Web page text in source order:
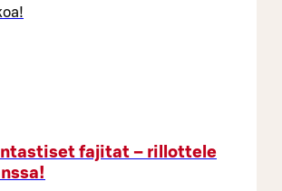
fajitat – rillottele